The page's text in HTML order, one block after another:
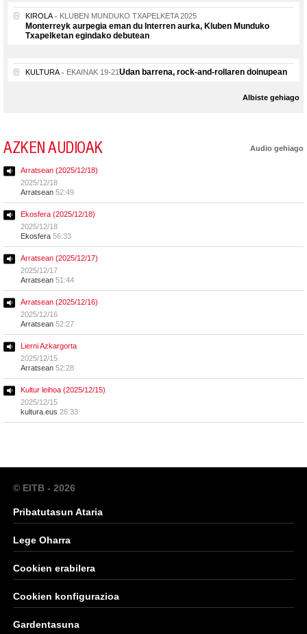
KIROLA KLUBEN MUNDUKO TXAPELKETA 2025
Monterreyk aurpegia eman du Interren aurka, Kluben Munduko
Txapelketan egindako debutean
KULTURA EKAINAK 19-21Udan barrena, rock-and-rollaren doinupean
Albiste gehiago
AZKEN AUDIOAK Audio gehiago
Arratsean (2025/12/18)
2025/12/18
Arratsean 52:49
Ekosfera (2025/12/18)
2025/12/18
Ekosfera 56:33
Arratsean (2025/12/17)
2025/12/17
Arratsean 51:44
Arratsean (2025/12/16)
2025/12/16
Arratsean 52:27
Lierni Azkargorta
2025/12/15
Arratsean 52:28
Kultur leihoa (2025/12/15)
2025/12/15
kultura.eus 26:33
© EITB - 2026
Pribatutasun Ataria
Lege Oharra
Cookien erabilera
Cookien konfigurazioa
Gardentasuna